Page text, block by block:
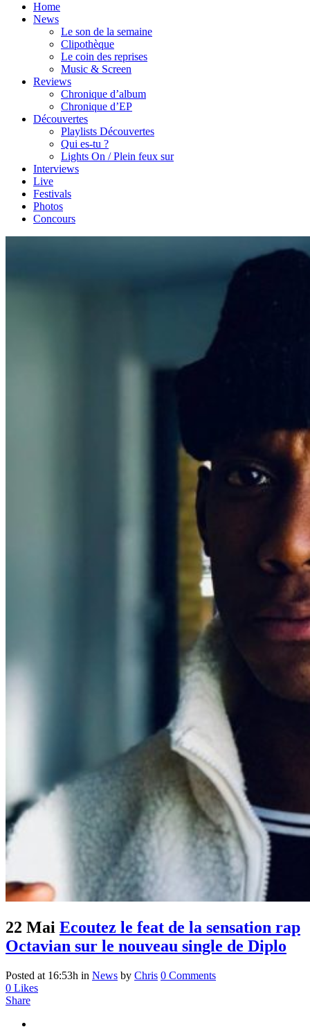
Home
News
Le son de la semaine
Clipothèque
Le coin des reprises
Music & Screen
Reviews
Chronique d’album
Chronique d’EP
Découvertes
Playlists Découvertes
Qui es-tu ?
Lights On / Plein feux sur
Interviews
Live
Festivals
Photos
Concours
22 Mai Ecoutez le feat de la sensation rap
Octavian sur le nouveau single de Diplo
Posted at 16:53h in News by Chris 0 Comments
0 Likes
Share